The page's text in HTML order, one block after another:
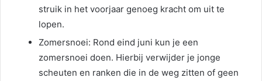
struik in het voorjaar genoeg kracht om uit te
lopen.
Zomersnoei: Rond eind juni kun je een
zomersnoei doen. Hierbij verwijder je jonge
scheuten en ranken die in de weg zitten of geen